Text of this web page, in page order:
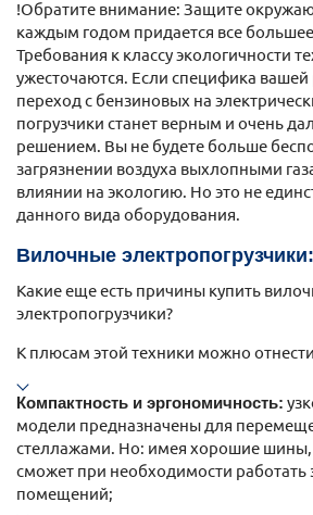
!Обратите внимание: Защите
каждым годом придается все
Требования к классу экологичности
ужесточаются. Если специфика вашей
переход с бензиновых на
погрузчики станет верным и очень
решением. Вы не будете больше
загрязнении воздуха выхлопными
влиянии на экологию. Но это не
данного вида оборудования.
Вилочные
Какие еще есть причины купить
электропогрузчики?
К плюсам этой техники можно
Компактность и эргономичность:
модели предназначены для
стеллажами. Но: имея хорошие шины,
сможет при необходимости работать
помещений;